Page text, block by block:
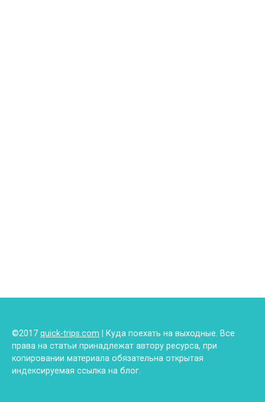
©2017 quick-trips.com | Куда поехать на выходные. Все
права на статьи принадлежат автору ресурса, при
копировании материала обязательна открытая
индексируемая ссылка на блог.